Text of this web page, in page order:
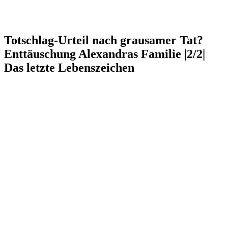
Totschlag-Urteil nach grausamer Tat?
Enttäuschung Alexandras Familie |2/2|
Das letzte Lebenszeichen